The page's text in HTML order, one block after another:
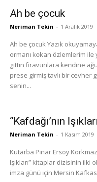
Ah be çocuk
Neriman Tekin - 1 Aralık 2019
Ah be çocuk Yazık okuyamayacaksın şiirlerimi ürpererek çam
ormanı kokan özlemlerim ile yazdığım Musa gibi umarsız bırakıp
gittin firavunlara kendine ağuladın yurdumun günahsız göklerini
prese girmiş tavlı bir cevher gibi yokluğa mühürlettin Ah
senin...
“Kafdağı’nın
Neriman Tekin - 1 Kasım 2019
Kutarba Pınar Ersoy
Işıkları” kitaplar dizisinin ilki
imza günü için Mersin